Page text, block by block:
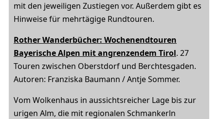
mit den jeweiligen Zustiegen vor. Außerdem gibt es
Hinweise für mehrtägige Rundtouren.
Rother Wanderbücher: Wochenendtouren
Bayerische Alpen mit angrenzendem Tirol. 27
Touren zwischen Oberstdorf und Berchtesgaden.
Autoren: Franziska Baumann / Antje Sommer.
Vom Wolkenhaus in aussichtsreicher Lage bis zur
urigen Alm, die mit regionalen Schmankerln